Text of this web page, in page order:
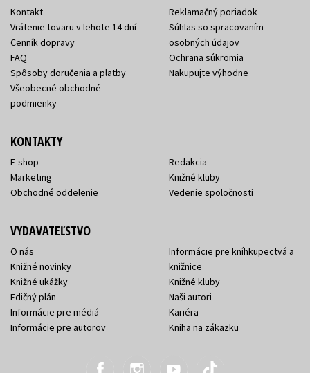
Kontakt
Vrátenie tovaru v lehote 14 dní
Cenník dopravy
FAQ
Spôsoby doručenia a platby
Všeobecné obchodné
podmienky
Reklamačný poriadok
Súhlas so spracovaním
osobných údajov
Ochrana súkromia
Nakupujte výhodne
KONTAKTY
E-shop
Marketing
Obchodné oddelenie
Redakcia
Knižné kluby
Vedenie spoločnosti
VYDAVATEĽSTVO
O nás
Knižné novinky
Knižné ukážky
Edičný plán
Informácie pre médiá
Informácie pre autorov
Informácie pre kníhkupectvá a
knižnice
Knižné kluby
Naši autori
Kariéra
Kniha na zákazku